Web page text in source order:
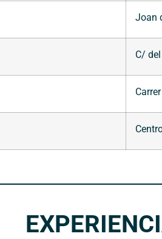
Joan
C/